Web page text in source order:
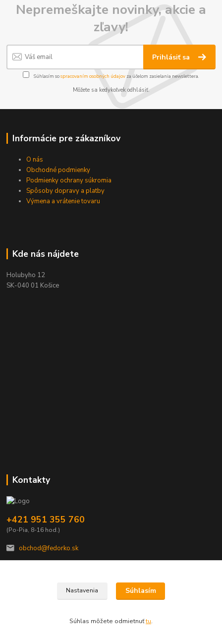
Nepremeškajte novinky, akcie a
zľavy!
Prihlásiť sa
Súhlasím sospracovaním osobných údajov za účelom zasielania newslettera.
Môžete sa kedykoľvek odhlásiť.
Informácie pre zákazníkov
O nás
Obchodné podmienky
Podmienky ochrany súkromia
Spôsoby dopravy a platby
Výmena a vrátenie tovaru
Kde nás nájdete
Holubyho 12
SK-040 01 Košice
Kontakty
+421 951 355 760
(Po-Pia, 8-16 hod.)
obchod@fedorko.sk
© Copyright FEDORKO s.r.o. 1990
Nastavenia Súhlasím
Súhlas môžete odmietnuťtu.